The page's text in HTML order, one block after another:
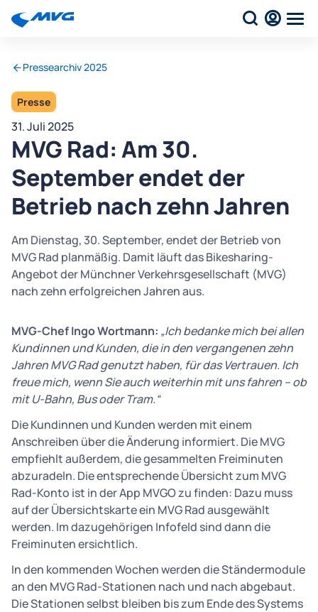
Pressearchiv 2025
Presse
31. Juli 2025
MVG Rad: Am 30.
September endet der
Betrieb nach zehn Jahren
Am Dienstag, 30. September, endet der Betrieb von
MVG Rad planmäßig. Damit läuft das Bikesharing-
Angebot der Münchner Verkehrsgesellschaft (MVG)
nach zehn erfolgreichen Jahren aus.
MVG-Chef Ingo Wortmann: „Ich bedanke mich bei allen
Kundinnen und Kunden, die in den vergangenen zehn
Jahren MVG Rad genutzt haben, für das Vertrauen. Ich
freue mich, wenn Sie auch weiterhin mit uns fahren – ob
mit U-Bahn, Bus oder Tram.“
Die Kundinnen und Kunden werden mit einem
Anschreiben über die Änderung informiert. Die MVG
empfiehlt außerdem, die gesammelten Freiminuten
abzuradeln. Die entsprechende Übersicht zum MVG
Rad-Konto ist in der App MVGO zu finden: Dazu muss
auf der Übersichtskarte ein MVG Rad ausgewählt
werden. Im dazugehörigen Infofeld sind dann die
Freiminuten ersichtlich.
In den kommenden Wochen werden die Ständermodule
an den MVG Rad-Stationen nach und nach abgebaut.
Die Stationen selbst bleiben bis zum Ende des Systems